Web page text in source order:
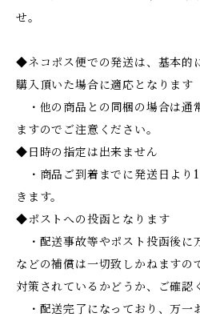
せ。
◆ネコポス便での発送は、基本的
購入頂いた場合に適応となります
・他の商品との同梱の場合は通
ますのでご注意ください。
◆日時の指定は出来ません
・商品ご到着までに発送日より
きます。
◆ポストへの投函となります
・配送事故等やポスト投函後に
などの補償は一切致しかねますの
対策されているかどうか、ご確認
・配送完了になっており、万一